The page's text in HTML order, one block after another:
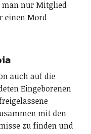
man nur Mitglied
einen Mord
auch auf die
Eingeborenen
mit den
zu finden und